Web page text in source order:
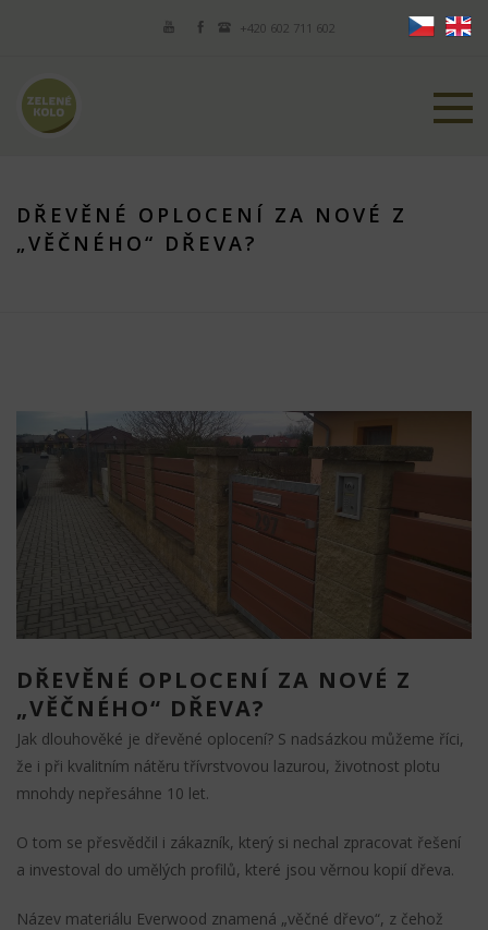
+420 602 711 602
DŘEVĚNÉ OPLOCENÍ ZA NOVÉ Z
„VĚČNÉHO“ DŘEVA?
DŘEVĚNÉ OPLOCENÍ ZA NOVÉ Z
„VĚČNÉHO“ DŘEVA?
Jak dlouhověké je dřevěné oplocení? S nadsázkou můžeme říci,
že i při kvalitním nátěru třívrstvovou lazurou, životnost plotu
mnohdy nepřesáhne 10 let.
O tom se přesvědčil i zákazník, který si nechal zpracovat řešení
a investoval do umělých profilů, které jsou věrnou kopií dřeva.
Název materiálu Everwood znamená „věčné dřevo“, z čehož